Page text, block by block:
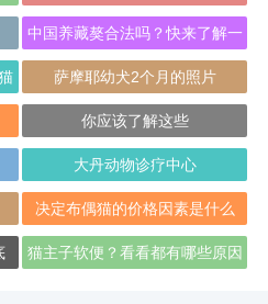
技巧
中国养藏獒合法吗？快来了解一
下
萨摩耶幼犬2个月的照片
你应该了解这些
大丹动物诊疗中心
决定布偶猫的价格因素是什么
猫主子软便？看看都有哪些原因